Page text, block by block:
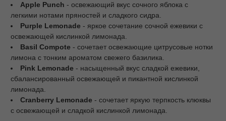
Apple Punch - освежающий вкус сочного яблока с
легкими нотами пряностей и сладкого сидра.
Purple Lemonade - яркое сочетание сочной ежевики с
освежающей кислинкой лимонада.
Basil Compote - сочетает освежающие цитрусовые нотки
лимона с тонким ароматом свежего базилика.
Pink Lemonade - насыщенный вкус сладкой ежевики,
сбалансированный освежающей и пикантной кислинкой
лимонада.
Cranberry Lemonade - сочетает яркую терпкость клюквы
с освежающей и сладкой кислинкой лимонада.